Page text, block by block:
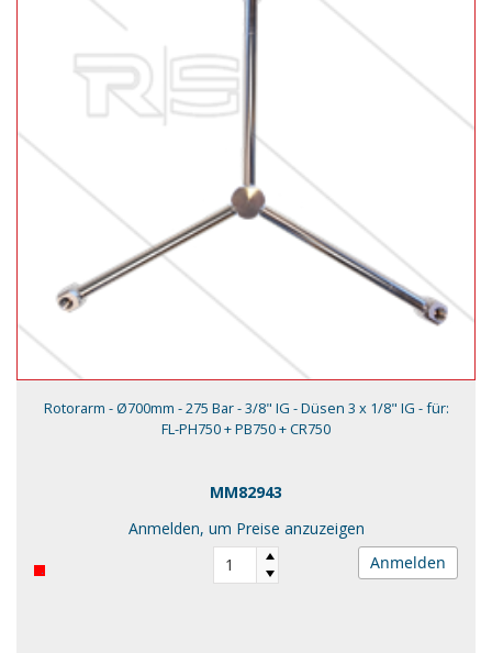
Rotorarm - Ø700mm - 275 Bar - 3/8" IG - Düsen 3 x 1/8" IG - für:
FL-PH750 + PB750 + CR750
MM82943
Anmelden, um Preise anzuzeigen
Anmelden